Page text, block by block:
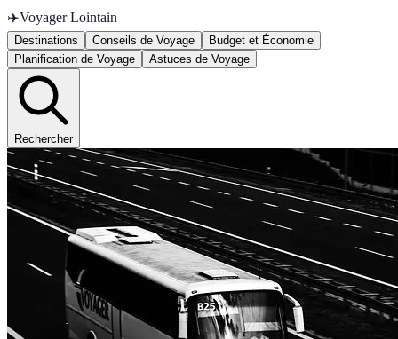
✈️Voyager Lointain
Destinations Conseils de Voyage
Budget et Économie
Planification de Voyage
Astuces de Voyage
Rechercher